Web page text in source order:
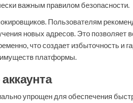
важным правилом безопасности.
Пользователям
новых адресов. Это позволяет
что создает избыточность и
платформы.
упрощен для обеспечения